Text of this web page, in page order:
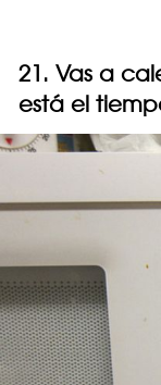
21. Vas a
está el